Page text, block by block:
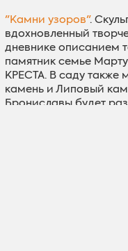
"Kамни узоров".
вдохновленный
дневнике описанием
памятник семье
КРЕСТА. В саду также
камень и Липовый
Брониславы будет